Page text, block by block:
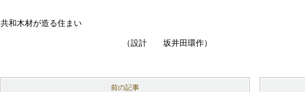
共和木材が造る住まい
（設計 坂井田環作）
前の記事